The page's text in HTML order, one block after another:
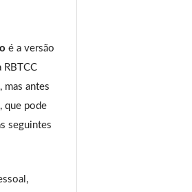
é a versão
RBTCC
mas antes
que pode
seguintes